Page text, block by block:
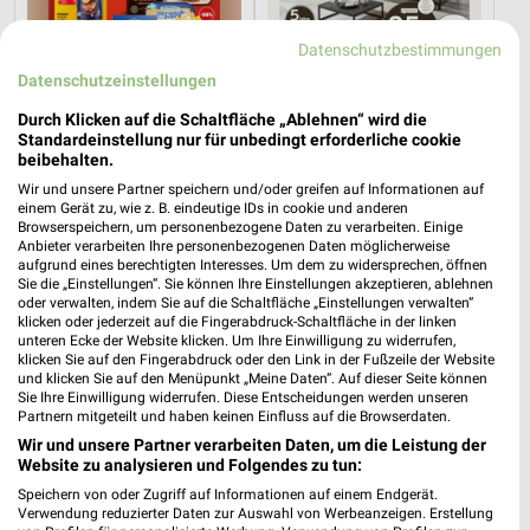
9,6 km
Angebote ab 10.08.
Gültig bis Sa. 15.08.
Dieter Knoll
Gültig bis Fr. 14.08.
XXXLutz Thomas Philipps
Datenschutzbestimmungen
Datenschutzeinstellungen
Durch Klicken auf die Schaltfläche „Ablehnen“ wird die
Standardeinstellung nur für unbedingt erforderliche cookie
beibehalten.
Wir und unsere Partner speichern und/oder greifen auf Informationen auf
einem Gerät zu, wie z. B. eindeutige IDs in cookie und anderen
Browserspeichern, um personenbezogene Daten zu verarbeiten. Einige
Anbieter verarbeiten Ihre personenbezogenen Daten möglicherweise
aufgrund eines berechtigten Interesses. Um dem zu widersprechen, öffnen
Sie die „Einstellungen“. Sie können Ihre Einstellungen akzeptieren, ablehnen
oder verwalten, indem Sie auf die Schaltfläche „Einstellungen verwalten“
klicken oder jederzeit auf die Fingerabdruck-Schaltfläche in der linken
unteren Ecke der Website klicken. Um Ihre Einwilligung zu widerrufen,
klicken Sie auf den Fingerabdruck oder den Link in der Fußzeile der Website
und klicken Sie auf den Menüpunkt „Meine Daten“. Auf dieser Seite können
Sie Ihre Einwilligung widerrufen. Diese Entscheidungen werden unseren
Partnern mitgeteilt und haben keinen Einfluss auf die Browserdaten.
Wir und unsere Partner verarbeiten Daten, um die Leistung der
Website zu analysieren und Folgendes zu tun:
Speichern von oder Zugriff auf Informationen auf einem Endgerät.
Verwendung reduzierter Daten zur Auswahl von Werbeanzeigen. Erstellung